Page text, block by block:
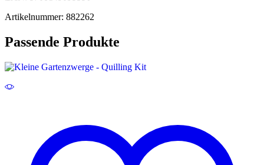
Artikelnummer: 882262
Passende Produkte